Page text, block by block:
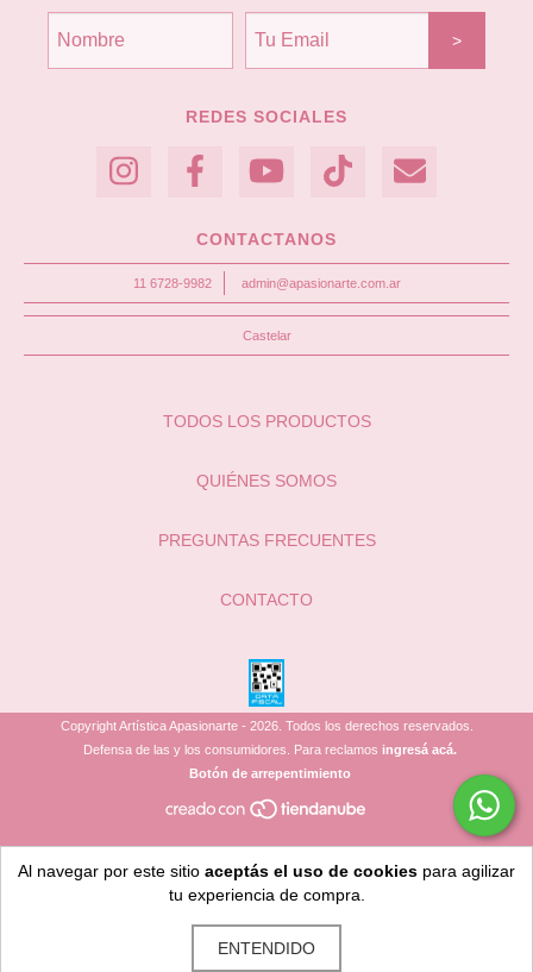
Al navegar por este sitio aceptás el uso de cookies para agilizar
tu experiencia de compra.
ENTENDIDO
REDES SOCIALES
CONTACTANOS
11 6728-9982 admin@apasionarte.com.ar
Castelar
TODOS LOS PRODUCTOS
QUIÉNES SOMOS
PREGUNTAS FRECUENTES
CONTACTO
Copyright Artística Apasionarte - 2026. Todos los derechos reservados.
Defensa de las y los consumidores. Para reclamos ingresá acá.
Botón de arrepentimiento